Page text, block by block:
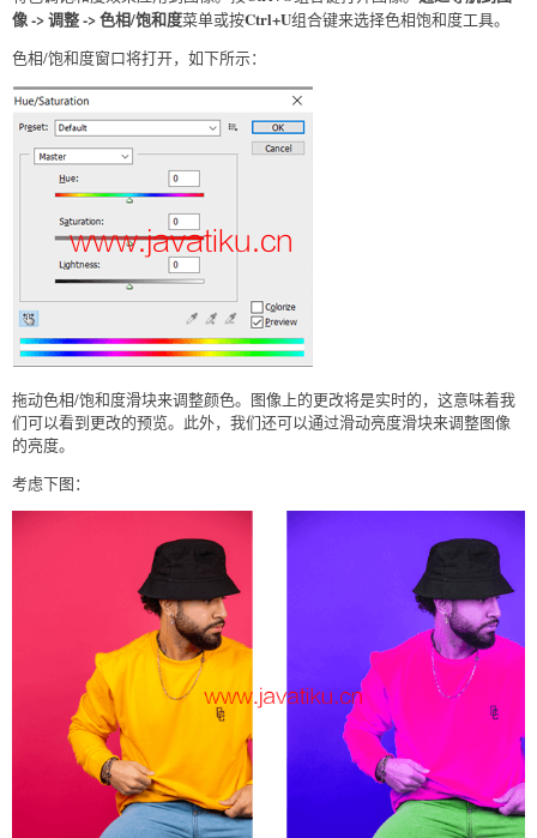
像 -> 调整 -> 色相/饱和度菜单或按Ctrl+U组合键来选择色相饱和度工具。
色相/饱和度窗口将打开，如下所示：
拖动色相/饱和度滑块来调整颜色。图像上的更改将是实时的，这意味着我
们可以看到更改的预览。此外，我们还可以通过滑动亮度滑块来调整图像
的亮度。
考虑下图：